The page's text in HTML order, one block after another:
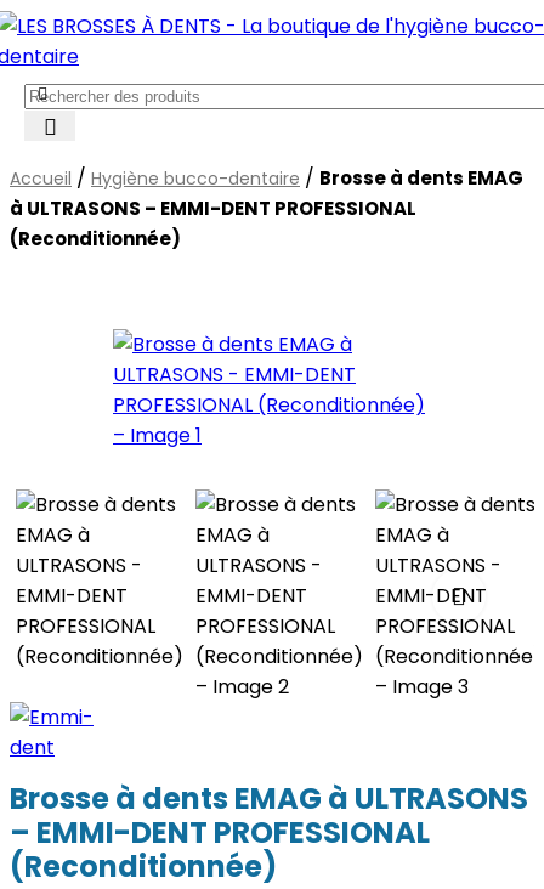
Accueil / Hygiène bucco-dentaire / Brosse à dents EMAG
à ULTRASONS – EMMI-DENT PROFESSIONAL
(Reconditionnée)
Brosse à dents EMAG à ULTRASONS
– EMMI-DENT PROFESSIONAL
(Reconditionnée)